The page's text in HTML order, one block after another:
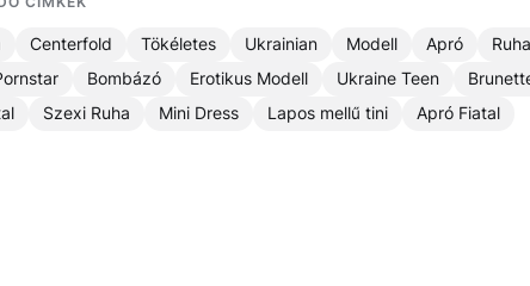
Centerfold Tökéletes Ukrainian Modell Apró Ruha
Bombázó Erotikus Modell Ukraine Teen
Szexi Ruha Mini Dress Lapos mellű tini Apró Fiatal